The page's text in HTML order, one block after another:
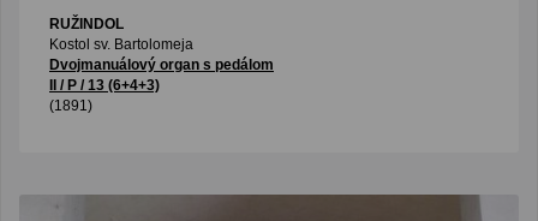
RUŽINDOL
Kostol sv. Bartolomeja
Dvojmanuálový organ s pedálom
II / P / 13 (6+4+3)
(1891)